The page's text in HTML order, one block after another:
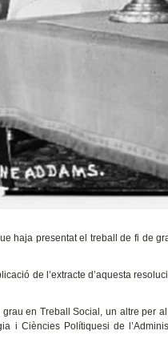
haja presentat el treball de fi de
de l’extracte d’aquesta
en Treball Social, un altre per
i Ciències Polítiquesi de